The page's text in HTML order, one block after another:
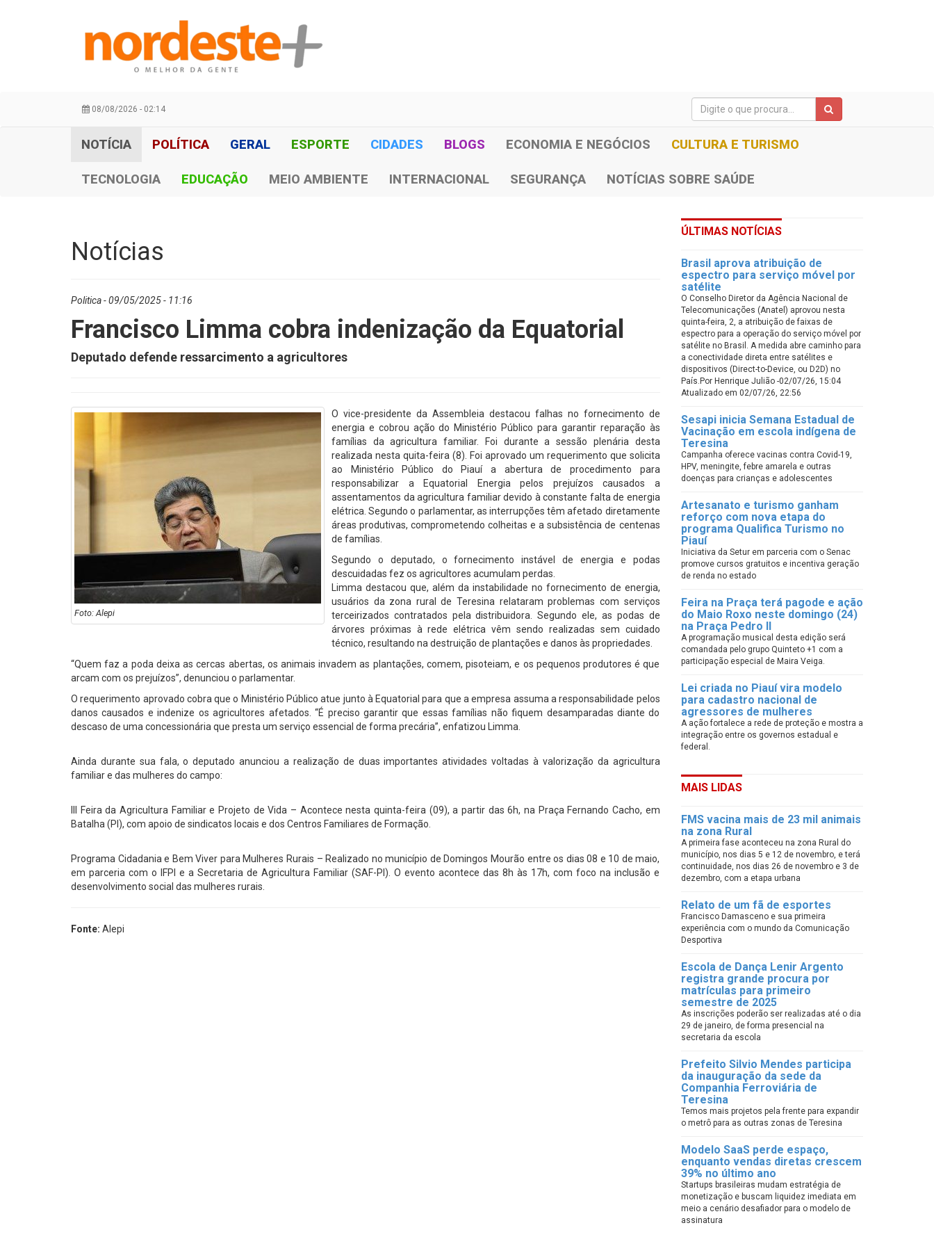
08/08/2026 - 02:14
NOTÍCIA POLÍTICA GERAL ESPORTE CIDADES BLOGS ECONOMIA E NEGÓCIOS CULTURA E TURISMO
TECNOLOGIA EDUCAÇÃO MEIO AMBIENTE INTERNACIONAL SEGURANÇA NOTÍCIAS SOBRE SAÚDE
Notícias
Politica - 09/05/2025 - 11:16
Francisco Limma cobra indenização da Equatorial
Deputado defende ressarcimento a agricultores
Foto: Alepi
O vice-presidente da Assembleia destacou falhas no fornecimento de
energia e cobrou ação do Ministério Público para garantir reparação às
famílias da agricultura familiar. Foi durante a sessão plenária desta
realizada nesta quita-feira (8). Foi aprovado um requerimento que solicita
ao Ministério Público do Piauí a abertura de procedimento para
responsabilizar a Equatorial Energia pelos prejuízos causados a
assentamentos da agricultura familiar devido à constante falta de energia
elétrica. Segundo o parlamentar, as interrupções têm afetado diretamente
áreas produtivas, comprometendo colheitas e a subsistência de centenas
de famílias.
Segundo o deputado, o fornecimento instável de energia e podas
descuidadas fez os agricultores acumulam perdas.
Limma destacou que, além da instabilidade no fornecimento de energia,
usuários da zona rural de Teresina relataram problemas com serviços
terceirizados contratados pela distribuidora. Segundo ele, as podas de
árvores próximas à rede elétrica vêm sendo realizadas sem cuidado
técnico, resultando na destruição de plantações e danos às propriedades.
“Quem faz a poda deixa as cercas abertas, os animais invadem as plantações, comem, pisoteiam, e os pequenos produtores é que
arcam com os prejuízos”, denunciou o parlamentar.
O requerimento aprovado cobra que o Ministério Público atue junto à Equatorial para que a empresa assuma a responsabilidade pelos
danos causados e indenize os agricultores afetados. “É preciso garantir que essas famílias não fiquem desamparadas diante do
descaso de uma concessionária que presta um serviço essencial de forma precária”, enfatizou Limma.
Ainda durante sua fala, o deputado anunciou a realização de duas importantes atividades voltadas à valorização da agricultura
familiar e das mulheres do campo:
III Feira da Agricultura Familiar e Projeto de Vida – Acontece nesta quinta-feira (09), a partir das 6h, na Praça Fernando Cacho, em
Batalha (PI), com apoio de sindicatos locais e dos Centros Familiares de Formação.
Programa Cidadania e Bem Viver para Mulheres Rurais – Realizado no município de Domingos Mourão entre os dias 08 e 10 de maio,
em parceria com o IFPI e a Secretaria de Agricultura Familiar (SAF-PI). O evento acontece das 8h às 17h, com foco na inclusão e
desenvolvimento social das mulheres rurais.
Fonte: Alepi
ÚLTIMAS NOTÍCIAS
Brasil aprova atribuição de
espectro para serviço móvel por
satélite
O Conselho Diretor da Agência Nacional de
Telecomunicações (Anatel) aprovou nesta
quinta-feira, 2, a atribuição de faixas de
espectro para a operação do serviço móvel por
satélite no Brasil. A medida abre caminho para
a conectividade direta entre satélites e
dispositivos (Direct-to-Device, ou D2D) no
País.Por Henrique Julião -02/07/26, 15:04
Atualizado em 02/07/26, 22:56
Sesapi inicia Semana Estadual de
Vacinação em escola indígena de
Teresina
Campanha oferece vacinas contra Covid-19,
HPV, meningite, febre amarela e outras
doenças para crianças e adolescentes
Artesanato e turismo ganham
reforço com nova etapa do
programa Qualifica Turismo no
Piauí
Iniciativa da Setur em parceria com o Senac
promove cursos gratuitos e incentiva geração
de renda no estado
Feira na Praça terá pagode e ação
do Maio Roxo neste domingo (24)
na Praça Pedro II
A programação musical desta edição será
comandada pelo grupo Quinteto +1 com a
participação especial de Maira Veiga.
Lei criada no Piauí vira modelo
para cadastro nacional de
agressores de mulheres
A ação fortalece a rede de proteção e mostra a
integração entre os governos estadual e
federal.
MAIS LIDAS
FMS vacina mais de 23 mil animais
na zona Rural
A primeira fase aconteceu na zona Rural do
município, nos dias 5 e 12 de novembro, e terá
continuidade, nos dias 26 de novembro e 3 de
dezembro, com a etapa urbana
Relato de um fã de esportes
Francisco Damasceno e sua primeira
experiência com o mundo da Comunicação
Desportiva
Escola de Dança Lenir Argento
registra grande procura por
matrículas para primeiro
semestre de 2025
As inscrições poderão ser realizadas até o dia
29 de janeiro, de forma presencial na
secretaria da escola
Prefeito Silvio Mendes participa
da inauguração da sede da
Companhia Ferroviária de
Teresina
Temos mais projetos pela frente para expandir
o metrô para as outras zonas de Teresina
Modelo SaaS perde espaço,
enquanto vendas diretas crescem
39% no último ano
Startups brasileiras mudam estratégia de
monetização e buscam liquidez imediata em
meio a cenário desafiador para o modelo de
assinatura